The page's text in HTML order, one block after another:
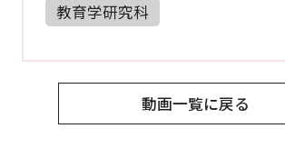
教育学研究科
動画一覧に戻る